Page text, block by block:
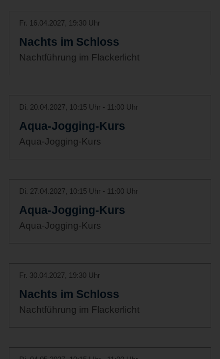
Fr. 16.04.2027, 19:30 Uhr
Nachts im Schloss
Nachtführung im Flackerlicht
Di. 20.04.2027, 10:15 Uhr - 11:00 Uhr
Aqua-Jogging-Kurs
Aqua-Jogging-Kurs
Di. 27.04.2027, 10:15 Uhr - 11:00 Uhr
Aqua-Jogging-Kurs
Aqua-Jogging-Kurs
Fr. 30.04.2027, 19:30 Uhr
Nachts im Schloss
Nachtführung im Flackerlicht